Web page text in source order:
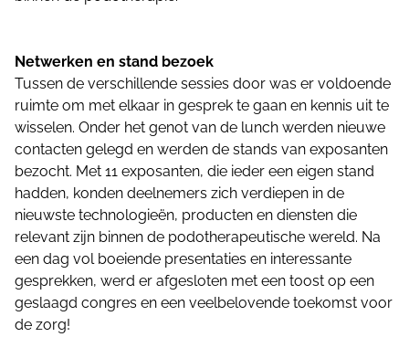
Netwerken en stand bezoek
Tussen de verschillende sessies door was er voldoende
ruimte om met elkaar in gesprek te gaan en kennis uit te
wisselen. Onder het genot van de lunch werden nieuwe
contacten gelegd en werden de stands van exposanten
bezocht. Met 11 exposanten, die ieder een eigen stand
hadden, konden deelnemers zich verdiepen in de
nieuwste technologieën, producten en diensten die
relevant zijn binnen de podotherapeutische wereld. Na
een dag vol boeiende presentaties en interessante
gesprekken, werd er afgesloten met een toost op een
geslaagd congres en een veelbelovende toekomst voor
de zorg!